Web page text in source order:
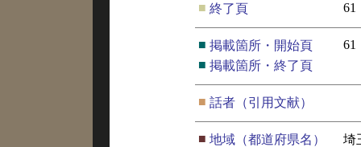
■ 終了頁 61
■ 掲載箇所・開始頁
61
■ 掲載箇所・終了頁
■ 話者（引用文献）
■ 地域（都道府県名）
埼